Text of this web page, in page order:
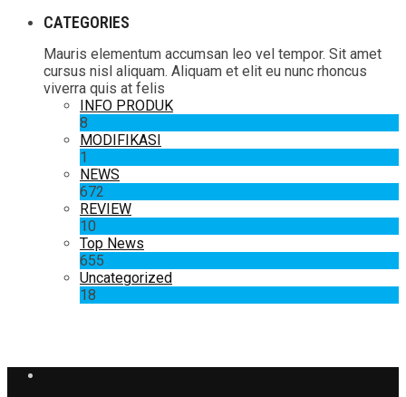
CATEGORIES
Mauris elementum accumsan leo vel tempor. Sit amet
cursus nisl aliquam. Aliquam et elit eu nunc rhoncus
viverra quis at felis
INFO PRODUK
8
MODIFIKASI
1
NEWS
672
REVIEW
10
Top News
655
Uncategorized
18